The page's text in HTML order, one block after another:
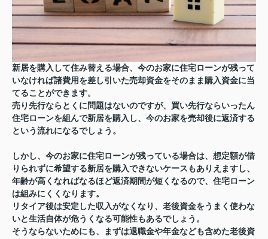
新居を購入して住み替える場合、今のお家に住宅ローンが残って
いなければ諸費用を差し引いた売却資金をそのまま購入資金に当
てることができます。
売り先行ならとくに問題はないのですが、買い先行ならいったん
住宅ローンを組んで新居を購入し、今のお家を売却後に返済する
という流れになるでしょう。
しかし、今のお家に住宅ローンが残っている場合は、想定額が借
りられずに希望する新居を購入できないケースもありえますし、
年齢が高くなればなるほど返済期間が短くなるので、住宅ローン
は組みにくくなります。
リタイア後は安定した収入がなくなり、老後資金をうまく使わな
いと生活自体が危うくなる可能性もあるでしょう。
そうならないためにも、まずは退職金や年金なども含めた老後資